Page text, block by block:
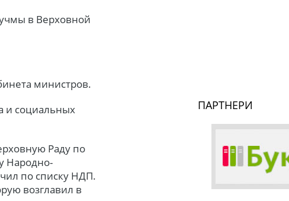
в Верховной
министров.
и социальных
Раду по
Народно-
по списку НДП.
возглавил в
ПАРТНЕРИ